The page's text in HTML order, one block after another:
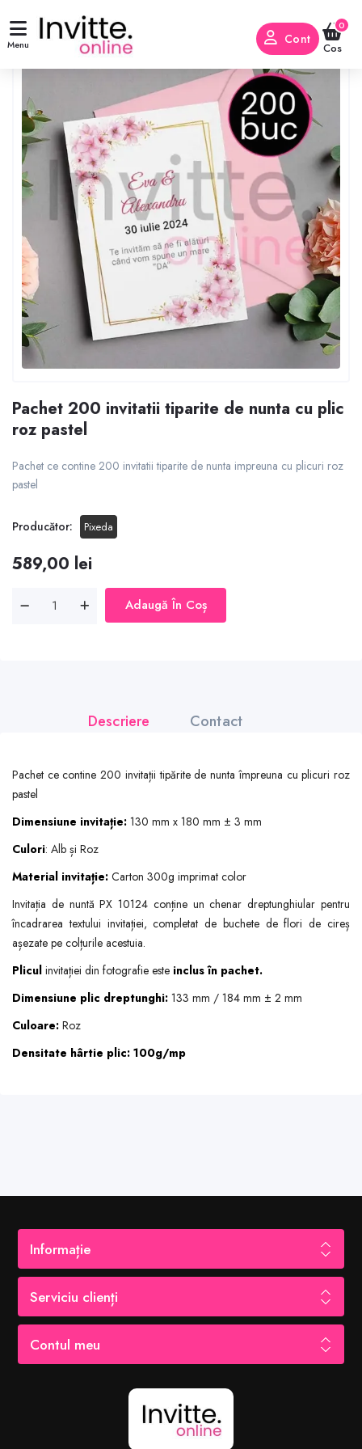
Menu Cont
Cos
0
Pachet 200 invitatii tiparite de nunta cu plic
roz pastel
Pachet ce contine 200 invitatii tiparite de nunta impreuna cu plicuri roz
pastel
Producător: Pixeda
589,00 lei
Adaugă În Coș
Descriere Contact
Pachet ce contine 200 invitații tipărite de nunta împreuna cu plicuri roz
pastel
Dimensiune invitație: 130 mm x 180 mm ± 3 mm
Culori: Alb și Roz
Material invitație: Carton 300g imprimat color
Invitația de nuntă PX 10124 conține un chenar dreptunghiular pentru
încadrarea textului invitației, completat de buchete de flori de cireș
așezate pe colțurile acestuia.
Plicul invitației din fotografie este inclus în pachet.
Dimensiune plic dreptunghi: 133 mm / 184 mm ± 2 mm
Culoare: Roz
Densitate hârtie plic: 100g/mp
Informație
Serviciu clienți
Contul meu